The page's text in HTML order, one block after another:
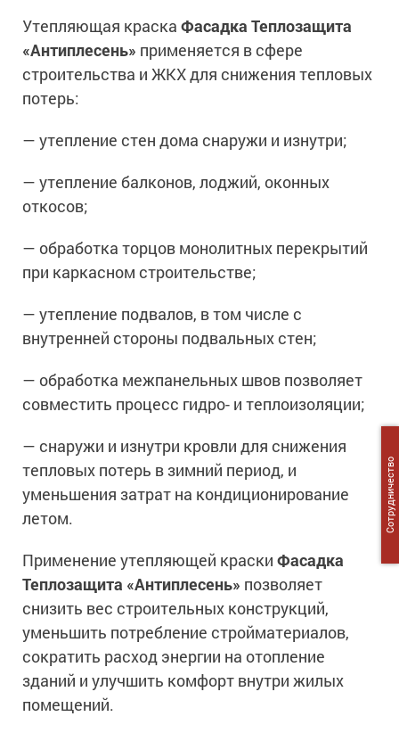
Морозостойкие краски для фасада
Сопутствующие товары
Утепляющая краска Фасадка Теплозащита
«Антиплесень» применяется в сфере
строительства и ЖКХ для снижения тепловых
потерь:
— утепление стен дома снаружи и изнутри;
— утепление балконов, лоджий, оконных
откосов;
— обработка торцов монолитных перекрытий
при каркасном строительстве;
— утепление подвалов, в том числе с
внутренней стороны подвальных стен;
— обработка межпанельных швов позволяет
совместить процесс гидро- и теплоизоляции;
— снаружи и изнутри кровли для снижения
тепловых потерь в зимний период, и
уменьшения затрат на кондиционирование
летом.
Применение утепляющей краски Фасадка
Теплозащита «Антиплесень» позволяет
снизить вес строительных конструкций,
уменьшить потребление стройматериалов,
сократить расход энергии на отопление
зданий и улучшить комфорт внутри жилых
помещений.
Сотрудничество